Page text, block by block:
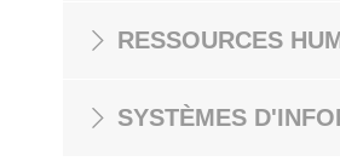
RESSOURCES
SYSTÈMES